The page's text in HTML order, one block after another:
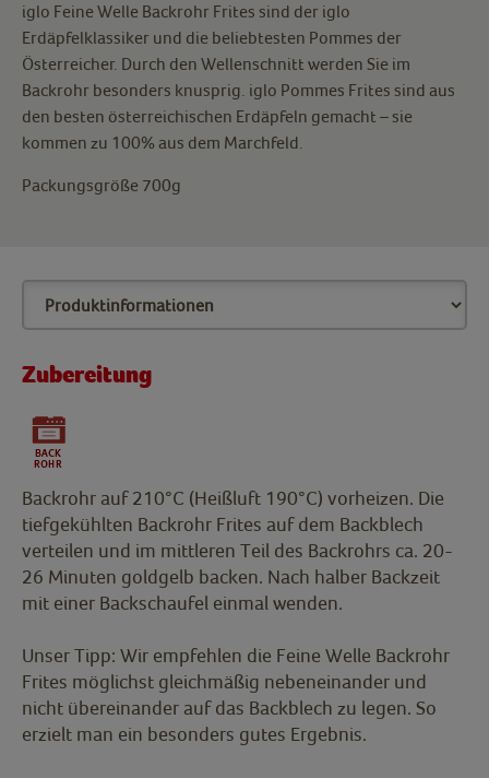
iglo Feine Welle Backrohr Frites sind der iglo
Erdäpfelklassiker und die beliebtesten Pommes der
Österreicher. Durch den Wellenschnitt werden Sie im
Backrohr besonders knusprig. iglo Pommes Frites sind aus
den besten österreichischen Erdäpfeln gemacht – sie
kommen zu 100% aus dem Marchfeld.
Packungsgröße 700g
Zubereitung
Backrohr auf 210°C (Heißluft 190°C) vorheizen. Die
tiefgekühlten Backrohr Frites auf dem Backblech
verteilen und im mittleren Teil des Backrohrs ca. 20-
26 Minuten goldgelb backen. Nach halber Backzeit
mit einer Backschaufel einmal wenden.
Unser Tipp: Wir empfehlen die Feine Welle Backrohr
Frites möglichst gleichmäßig nebeneinander und
nicht übereinander auf das Backblech zu legen. So
erzielt man ein besonders gutes Ergebnis.